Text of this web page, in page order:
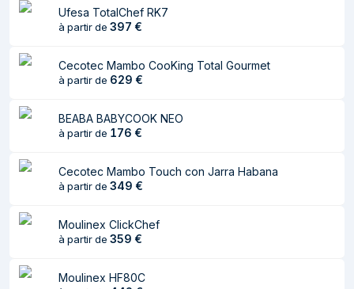
Verre mesureur Oui
Panier de cuisson à
la vapeur
Caractéristiques
Capacité du bol 4,5 L
Température de
cuisson (max)
180 °C
Nombre de
vitesses
19
Quantité de
45
Ufesa TotalChef RK7
à partir de 397 €
Cecotec Mambo CooKing Total Gourmet
à partir de 629 €
BEABA BABYCOOK NEO
à partir de 176 €
Cecotec Mambo Touch con Jarra Habana
à partir de 349 €
Moulinex ClickChef
à partir de 359 €
Moulinex HF80C